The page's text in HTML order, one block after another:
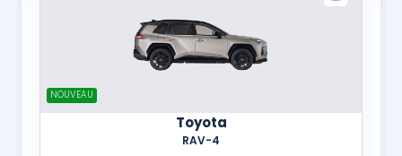
NOUVEAU
Toyota
RAV-4